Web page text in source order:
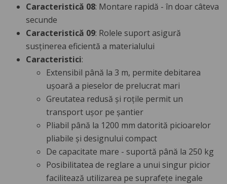
Caracteristică 08: Montare rapidă - în doar câteva
secunde
Caracteristică 09: Rolele suport asigură
susținerea eficientă a materialului
Caracteristici:
Extensibil până la 3 m, permite debitarea
ușoară a pieselor de prelucrat mari
Greutatea redusă și roțile permit un
transport ușor pe șantier
Pliabil până la 1200 mm datorită picioarelor
pliabile și designului compact
De capacitate mare - suportă până la 250 kg
Posibilitatea de reglare a unui singur picior
facilitează utilizarea pe suprafețe inegale